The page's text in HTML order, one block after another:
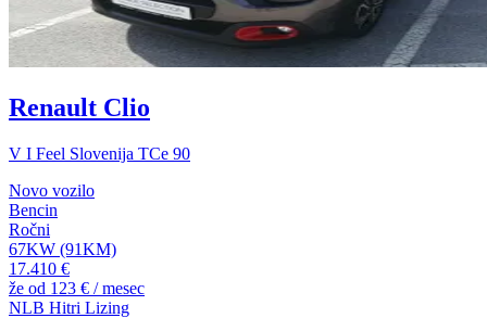
Renault Clio
V I Feel Slovenija TCe 90
Novo vozilo
Bencin
Ročni
67KW (91KM)
17.410 €
že od 123 € / mesec
NLB Hitri Lizing